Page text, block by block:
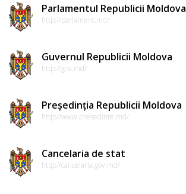
Parlamentul Republicii Moldova
http://parlament.md/
Guvernul Republicii Moldova
http://gov.md/
Președinția Republicii Moldova
http://www.presedinte.md/
Cancelaria de stat
http://cancelaria.gov.md/